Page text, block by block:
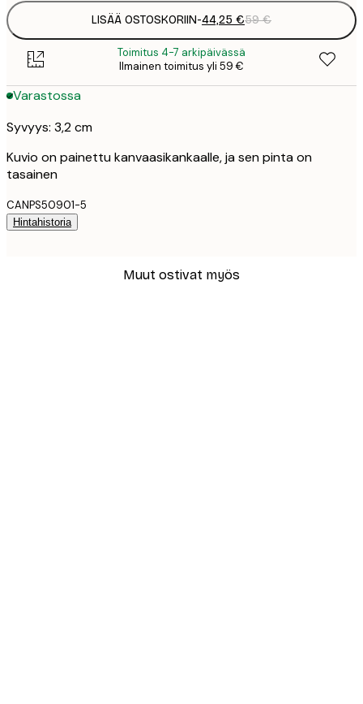
LISÄÄ OSTOSKORIIN-44,25 €59 €
Toimitus 4-7 arkipäivässä
Ilmainen toimitus yli 59 €
Varastossa
Syvyys: 3,2 cm
Kuvio on painettu kanvaasikankaalle, ja sen pinta on
tasainen
CANPS50901-5
Hintahistoria
Muut ostivat myös